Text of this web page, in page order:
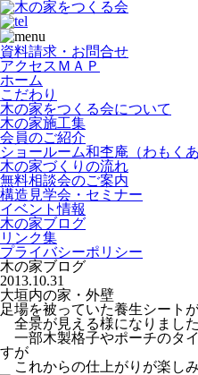
資料請求・お問合せ
アクセスＭＡＰ
ホーム
こだわり
木の家をつくる会について
木の家施工集
会員のご紹介
ショールーム和杢庵（わもくあ
木の家づくりの流れ
無料相談会のご案内
構造見学会・セミナー
イベント情報
木の家ブログ
リンク集
プライバシーポリシー
木の家ブログ
2013.10.31
大垣内の家・外壁
足場を被っていた養生シート
全景が見える様になりました
一部木製格子やポーチのタ
すが
これからの仕上がりが楽しみ